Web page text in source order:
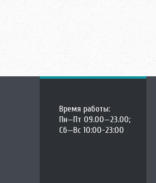
Время работы:
Пн—Пт 09.00—23.00;
Сб—Вс 10:00-23:00